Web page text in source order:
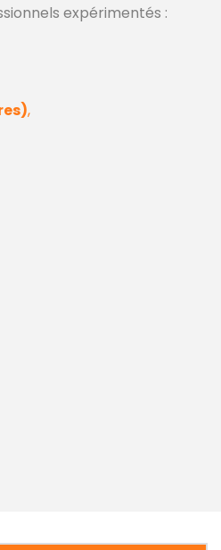
expérimentés :
,